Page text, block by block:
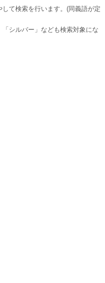
て検索を行います。(同義語が定
シルバー」なども検索対象にな